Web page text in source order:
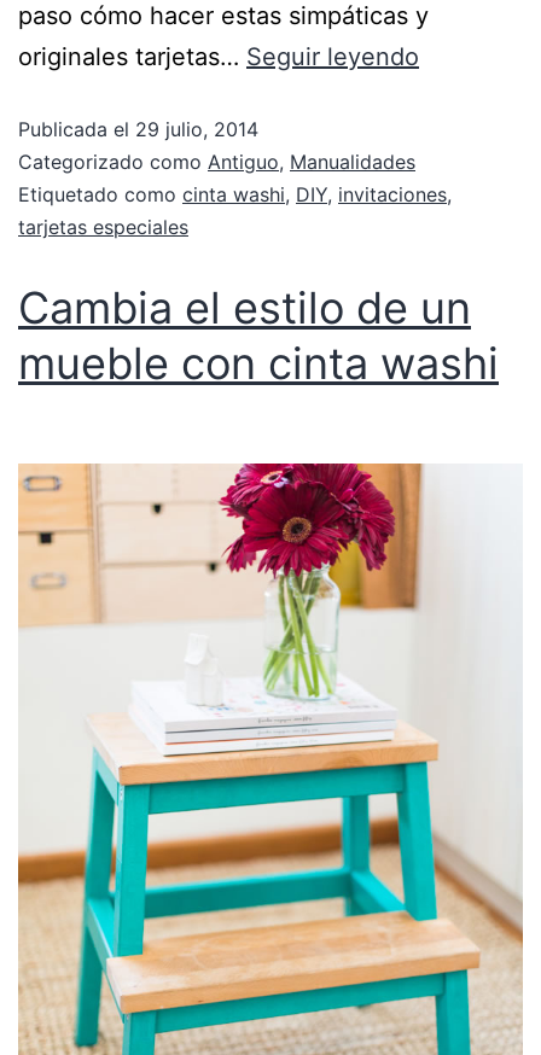
paso cómo hacer estas simpáticas y
originales tarjetas… Seguir leyendo
Publicada el 29 julio, 2014
Categorizado como Antiguo, Manualidades
Etiquetado como cinta washi, DIY, invitaciones,
tarjetas especiales
Cambia el estilo de un
mueble con cinta washi